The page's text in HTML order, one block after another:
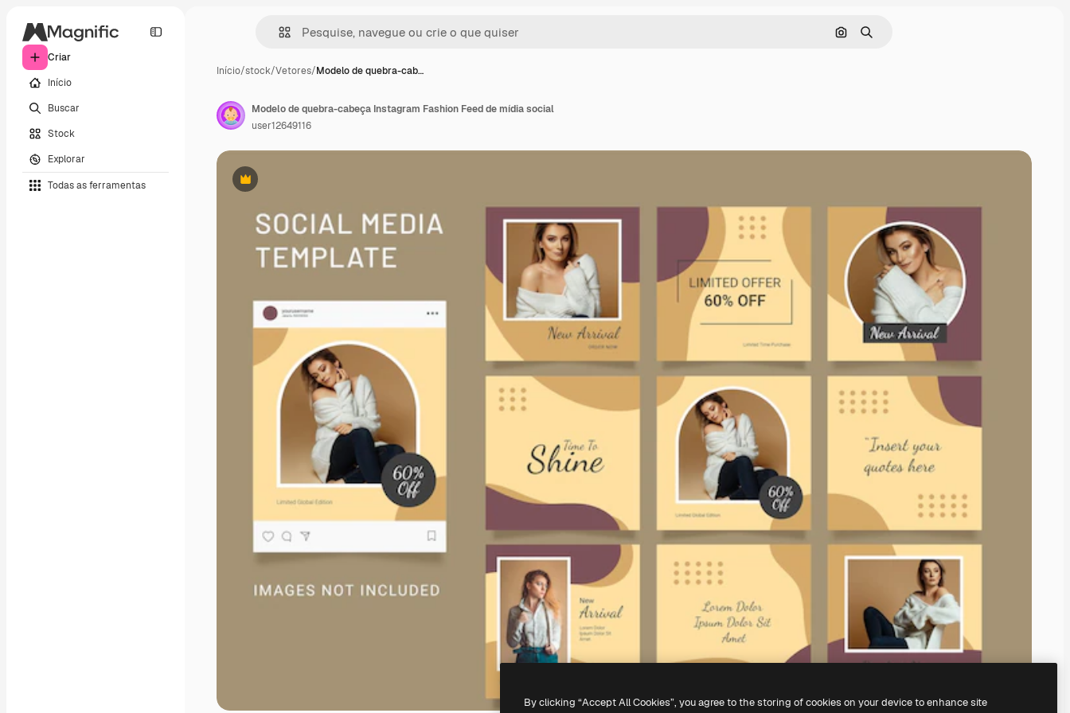
Criar
Início
Buscar
Stock
Explorar
Todas as ferramentas
Pesquisar por imagem
Buscar
Início/stock/Vetores/Modelo de quebra-cab…
Premium
Modelo de quebra-cabeça Instagram Fashion Feed de mídia social
user12649116
By clicking “Accept All Cookies”, you agree to the storing of cookies on your device to enhance site